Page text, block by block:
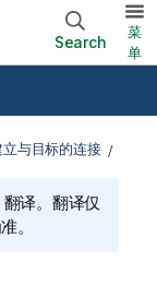
Search
菜
单
立与目标的连接
译。翻译仅
。